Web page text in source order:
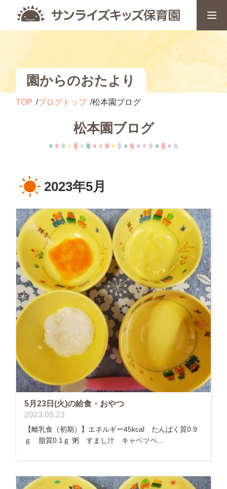
園からのおたより
TOP ブログトップ 松本園ブログ
松本園ブログ
2023年5月
5月23日(火)の給食・おやつ
2023.05.23
【離乳食（初期）】エネルギー45kcal たんぱく質0.9
ｇ 脂質0.1ｇ 粥 すまし汁 キャベツペ...